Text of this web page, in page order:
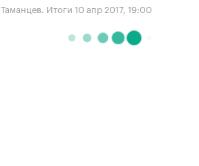
Таманцев. Итоги 10 апр 2017, 19:00